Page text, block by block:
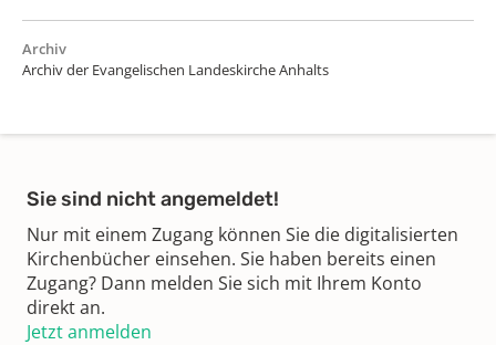
Archiv
Archiv der Evangelischen Landeskirche Anhalts
Sie sind nicht angemeldet!
Nur mit einem Zugang können Sie die digitalisierten
Kirchenbücher einsehen. Sie haben bereits einen
Zugang? Dann melden Sie sich mit Ihrem Konto
direkt an.
Jetzt anmelden